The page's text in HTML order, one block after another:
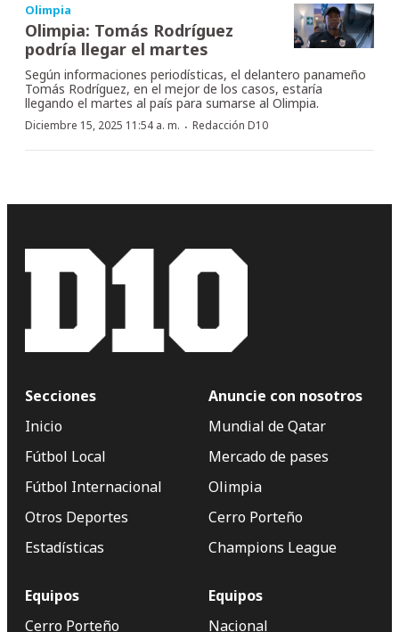
Olimpia
Olimpia: Tomás Rodríguez
podría llegar el martes
Según informaciones periodísticas, el delantero panameño
Tomás Rodríguez, en el mejor de los casos, estaría
llegando el martes al país para sumarse al Olimpia.
Diciembre 15, 2025 11:54 a. m. · Redacción D10
Secciones
Inicio
Fútbol Local
Fútbol Internacional
Otros Deportes
Estadísticas
Anuncie con nosotros
Mundial de Qatar
Mercado de pases
Olimpia
Cerro Porteño
Champions League
Equipos
Cerro Porteño
Equipos
Nacional